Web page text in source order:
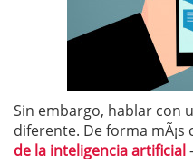
Sin embargo, hablar con
diferente. De forma mÃ¡s
de la inteligencia artificial